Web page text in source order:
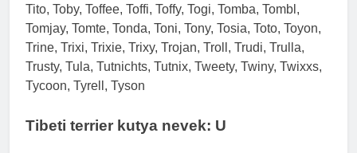
Tito, Toby, Toffee, Toffi, Toffy, Togi, Tomba, Tombl,
Tomjay, Tomte, Tonda, Toni, Tony, Tosia, Toto, Toyon,
Trine, Trixi, Trixie, Trixy, Trojan, Troll, Trudi, Trulla,
Trusty, Tula, Tutnichts, Tutnix, Tweety, Twiny, Twixxs,
Tycoon, Tyrell, Tyson
Tibeti terrier kutya nevek: U